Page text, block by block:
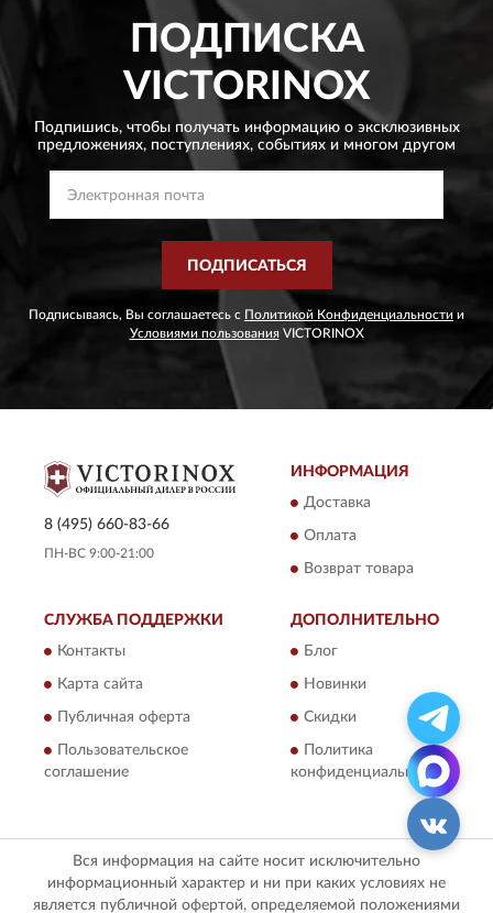
ПОДПИСКА
VICTORINOX
Подпишись, чтобы получать информацию о эксклюзивных
предложениях, поступлениях, событиях и многом другом
ПОДПИСАТЬСЯ
Подписываясь, Вы соглашаетесь с Политикой Конфиденциальности и
Условиями пользованияVICTORINOX
8 (495) 660-83-66
ПН-ВС 9:00-21:00
ИНФОРМАЦИЯ
Доставка
Оплата
Возврат товара
СЛУЖБА ПОДДЕРЖКИ
Контакты
Карта сайта
Публичная оферта
Пользовательское
соглашение
ДОПОЛНИТЕЛЬНО
Блог
Новинки
Скидки
Политика
конфиденциальности
Вся информация на сайте носит исключительно
информационный характер и ни при каких условиях не
является публичной офертой, определяемой положениями